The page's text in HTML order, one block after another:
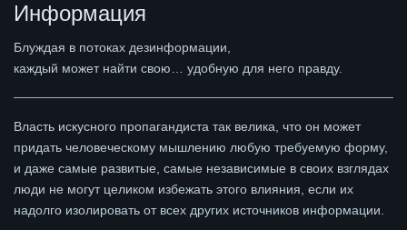
Информация
Блуждая в потоках дезинформации,
каждый может найти свою… удобную для него правду.
Власть искусного пропагандиста так велика, что он может
придать человеческому мышлению любую требуемую форму,
и даже самые развитые, самые независимые в своих взглядах
люди не могут целиком избежать этого влияния, если их
надолго изолировать от всех других источников информации.